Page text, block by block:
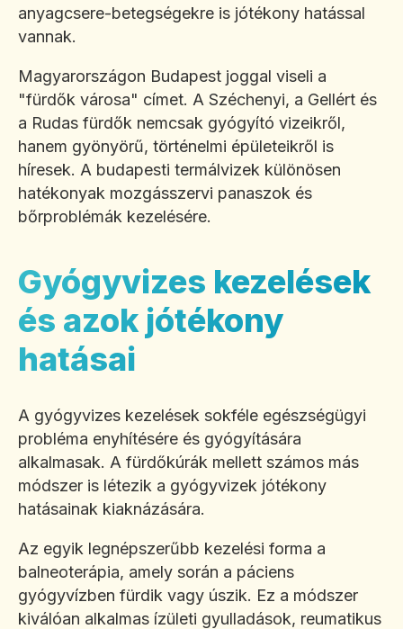
anyagcsere-betegségekre is jótékony hatással
vannak.
Magyarországon Budapest joggal viseli a
"fürdők városa" címet. A Széchenyi, a Gellért és
a Rudas fürdők nemcsak gyógyító vizeikről,
hanem gyönyörű, történelmi épületeikről is
híresek. A budapesti termálvizek különösen
hatékonyak mozgásszervi panaszok és
bőrproblémák kezelésére.
Gyógyvizes kezelések
és azok jótékony
hatásai
A gyógyvizes kezelések sokféle egészségügyi
probléma enyhítésére és gyógyítására
alkalmasak. A fürdőkúrák mellett számos más
módszer is létezik a gyógyvizek jótékony
hatásainak kiaknázására.
Az egyik legnépszerűbb kezelési forma a
balneoterápia, amely során a páciens
gyógyvízben fürdik vagy úszik. Ez a módszer
kiválóan alkalmas ízületi gyulladások, reumatikus